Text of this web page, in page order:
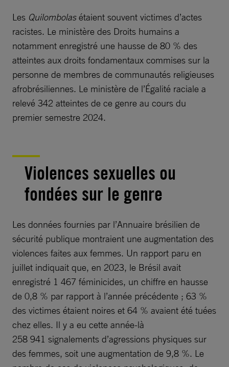
Les Quilombolasétaient souvent victimes d’actes
racistes. Le ministère des Droits humains a
notamment enregistré une hausse de 80 % des
atteintes aux droits fondamentaux commises sur la
personne de membres de communautés religieuses
afrobrésiliennes. Le ministère de l’Égalité raciale a
relevé 342 atteintes de ce genre au cours du
premier semestre 2024.
Violences sexuelles ou
fondées sur le genre
Les données fournies par l’Annuaire brésilien de
sécurité publique montraient une augmentation des
violences faites aux femmes. Un rapport paru en
juillet indiquait que, en 2023, le Brésil avait
enregistré 1 467 féminicides, un chiffre en hausse
de 0,8 % par rapport à l’année précédente ; 63 %
des victimes étaient noires et 64 % avaient été tuées
chez elles. Il y a eu cette année-là
258 941 signalements d’agressions physiques sur
des femmes, soit une augmentation de 9,8 %. Le